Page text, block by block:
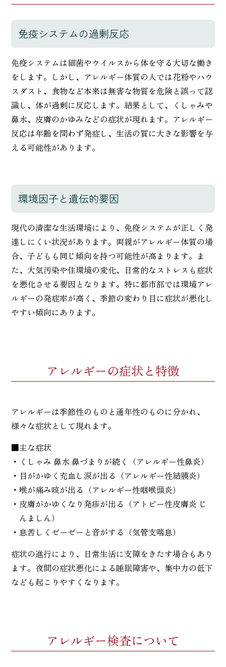
免疫システムの過剰反応
免疫システムは細菌やウイルスから体を守る大切な働き
をします。しかし、アレルギー体質の人では花粉やハウ
スダスト、食物など本来は無害な物質を危険と誤って認
識し、体が過剰に反応します。結果として、くしゃみや
鼻水、皮膚のかゆみなどの症状が現れます。アレルギー
反応は年齢を問わず発症し、生活の質に大きな影響を与
える可能性があります。
環境因子と遺伝的要因
現代の清潔な生活環境により、免疫システムが正しく発
達しにくい状況があります。両親がアレルギー体質の場
合、子どもも同じ傾向を持つ可能性が高まります。ま
た、大気汚染や住環境の変化、日常的なストレスも症状
を悪化させる要因となります。特に都市部では環境アレ
ルギーの発症率が高く、季節の変わり目に症状が悪化し
やすい傾向にあります。
アレルギーの症状と特徴
アレルギーは季節性のものと通年性のものに分かれ、
様々な症状として現れます。
■主な症状
・くしゃみ 鼻水 鼻づまりが続く（アレルギー性鼻炎）
・目がかゆく充血し涙が出る（アレルギー性結膜炎）
・喉が痛み咳が出る（アレルギー性咽喉頭炎）
・皮膚がかゆくなり発疹が出る（アトピー性皮膚炎 じ
んましん）
・息苦しくゼーゼーと音がする（気管支喘息）
症状の進行により、日常生活に支障をきたす場合もあり
ます。夜間の症状悪化による睡眠障害や、集中力の低下
なども起こりやすくなります。
アレルギー検査について